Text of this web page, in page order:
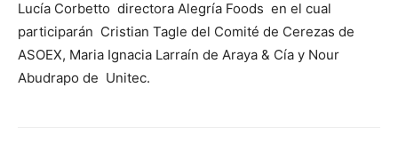
Lucía Corbetto directora Alegría Foods en el cual
participarán Cristian Tagle del Comité de Cerezas de
ASOEX, Maria Ignacia Larraín de Araya & Cía y Nour
Abudrapo de Unitec.